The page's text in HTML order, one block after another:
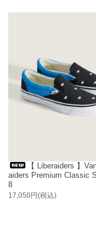
【 Liberaiders 】
aiders Premium Classic
8
17,050円(税込)